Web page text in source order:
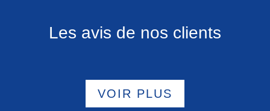
Les avis de nos clients
VOIR PLUS